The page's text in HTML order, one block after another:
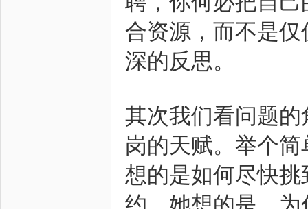
合资源，而不是
深的反思。
其次我们看问题
岗的天赋。举个
想的是如何尽快